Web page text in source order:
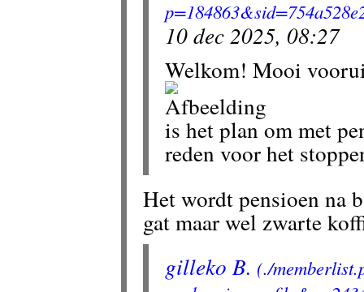
10 dec 2025, 08:27
Welkom! Mooi
is het plan om met
reden voor het
Het wordt pensioen na
gat maar wel zwarte
gilleko B.